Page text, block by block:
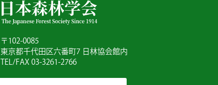
〒102-0085
東京都千代田区六番町7 日林協会館内
TEL/FAX 03-3261-2766